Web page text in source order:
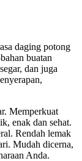
daging potong
buatan
dan juga
Memperkuat
enak dan sehat.
Rendah lemak
Mudah dicerna,
Anda.